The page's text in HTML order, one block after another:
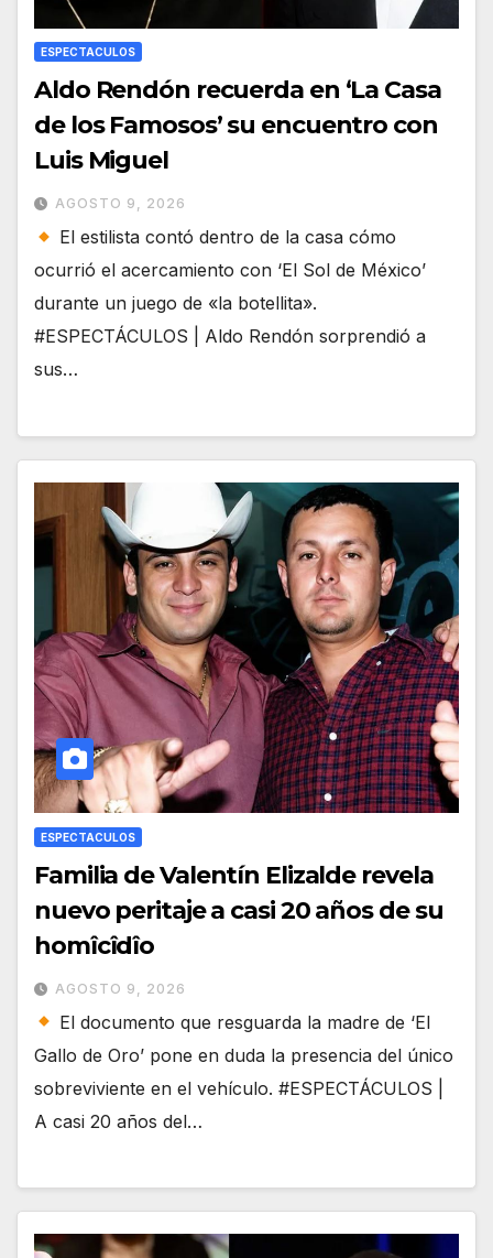
ESPECTACULOS
Aldo Rendón recuerda en ‘La Casa
de los Famosos’ su encuentro con
Luis Miguel
AGOSTO 9, 2026
El estilista contó dentro de la casa cómo
ocurrió el acercamiento con ‘El Sol de México’
durante un juego de «la botellita».
#ESPECTÁCULOS | Aldo Rendón sorprendió a
sus…
ESPECTACULOS
Familia de Valentín Elizalde revela
nuevo peritaje a casi 20 años de su
homîcîdîo
AGOSTO 9, 2026
El documento que resguarda la madre de ‘El
Gallo de Oro’ pone en duda la presencia del único
sobreviviente en el vehículo. #ESPECTÁCULOS |
A casi 20 años del…